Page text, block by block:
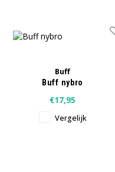
Buff
Buff nybro
€17,95
Vergelijk